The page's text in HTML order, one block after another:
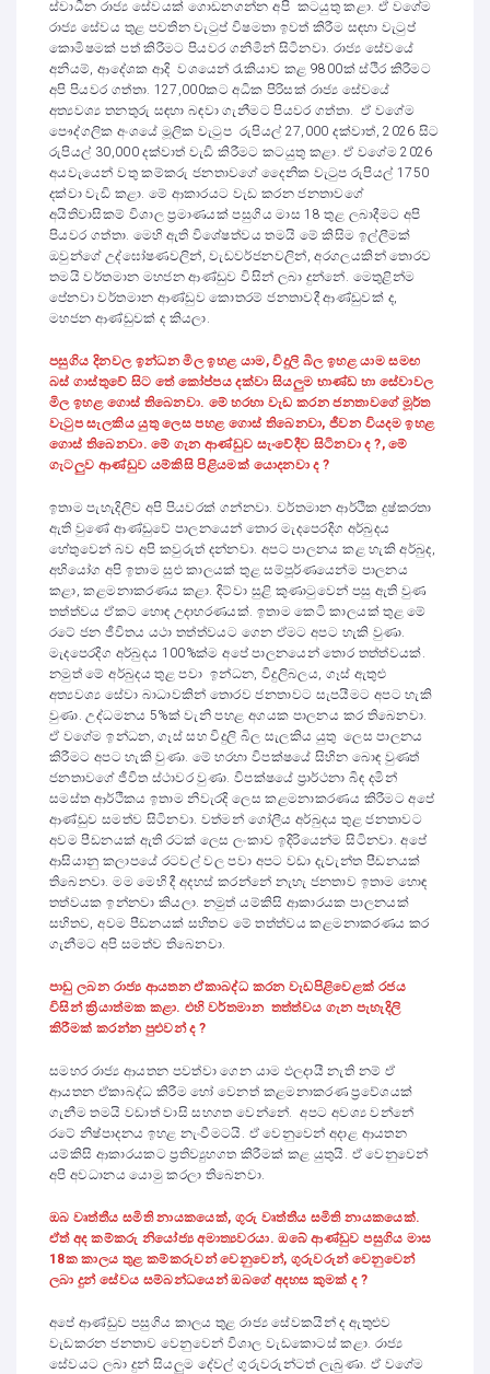
ස්වාධීන රාජ්‍ය සේවයක් ගොඩනගන්න අපි කටයුතු කළා. ඒ වගේම
රාජ්‍ය සේවය තුළ පවතින වැටුප් විෂමතා ඉවත් කිරීම සඳහා වැටුප්
කොමිෂමක් පත් කිරීමට පියවර ගනිමින් සිටිනවා. රාජ්‍ය සේවයේ
අනියම්, ආදේශක ආදි වශයෙන් රැකියාව කළ 9800ක් ස්ථිර කිරීමට
අපි පියවර ගත්තා. 127,000කට අධික පිරිසක් රාජ්‍ය සේවයේ
අත්‍යවශ්‍ය තනතුරු සඳහා බඳවා ගැනීමට පියවර ගත්තා. ඒ වගේම
පෞද්ගලික අංශයේ මූලික වැටුප රුපියල් 27,000 දක්වාත්, 2026 සිට
රුපියල් 30,000 දක්වාත් වැඩි කිරීමට කටයුතු කළා. ඒ වගේම 2026
අයවැයෙන් වතු කම්කරු ජනතාවගේ දෛනික වැටුප රුපියල් 1750
දක්වා වැඩි කළා. මේ ආකාරයට වැඩ කරන ජනතාවගේ
අයිතිවාසිකම් විශාල ප්‍රමාණයක් පසුගිය මාස 18 තුළ ලබාදීමට අපි
පියවර ගත්තා. මෙහි ඇති විශේෂත්වය තමයි මේ කිසිම ඉල්ලීමක්
ඔවුන්ගේ උද්ඝෝෂණවලින්, වැඩවර්ජනවලින්, අරගලයකින් තොරව
තමයි වර්තමාන මහජන ආණ්ඩුව විසින් ලබා දුන්නේ. මෙතුළින්ම
පේනවා වර්තමාන ආණ්ඩුව කොතරම් ජනතාවදී ආණ්ඩුවක් ද,
මහජන ආණ්ඩුවක් ද කියලා.
පසුගිය දිනවල ඉන්ධන මිල ඉහළ යාම, විදුලි බිල ඉහළ යාම සමඟ
බස් ගාස්තුවේ සිට තේ කෝප්පය දක්වා සියලුම භාණ්ඩ හා සේවාවල
මිල ඉහළ ගොස් තිබෙනවා. මේ හරහා වැඩ කරන ජනතාවගේ මූර්ත
වැටුප සැලකිය යුතු ලෙස පහළ ගොස් තිබෙනවා, ජීවන වියදම ඉහළ
ගොස් තිබෙනවා. මේ ගැන ආණ්ඩුව සැංවේදීව සිටිනවා ද ?, මේ
ගැටලුව ආණ්ඩුව යම්කිසි පිළියමක් යොදනවා ද ?
ඉතාම පැහැදිලිව අපි පියවරක් ගන්නවා. වර්තමාන ආර්ථික දුෂ්කරතා
ඇති වුණේ ආණ්ඩුවේ පාලනයෙන් තොර මැදපෙරදිග අර්බුදය
හේතුවෙන් බව අපි කවුරුත් දන්නවා. අපට පාලනය කළ හැකි අර්බුද,
අභියෝග අපි ඉතාම සුළු කාලයක් තුළ සම්පූර්ණයෙන්ම පාලනය
කළා, කළමනාකරණය කළා. දිට්වා සුළි කුණාටුවෙන් පසු ඇති වුණ
තත්ත්වය ඒකට හොඳ උදාහරණයක්. ඉතාම කෙටි කාලයක් තුළ මේ
රටේ ජන ජීවිතය යථා තත්ත්වයට ගෙන ඒමට අපට හැකි වුණා.
මැදපෙරදිග අර්බුදය 100%ක්ම අපේ පාලනයෙන් තොර තත්ත්වයක්.
නමුත් මේ අර්බුදය තුළ පවා ඉන්ධන, විදුලිබලය, ගෑස් ඇතුළු
අත්‍යවශ්‍ය සේවා බාධාවකින් තොරව ජනතාවට සැපයීමට අපට හැකි
වුණා. උද්ධමනය 5%ක් වැනි පහළ අගයක පාලනය කර තිබෙනවා.
ඒ වගේම ඉන්ධන, ගෑස් සහ විදුලි බිල සැලකිය යුතු ලෙස පාලනය
කිරීමට අපට හැකි වුණා. මේ හරහා විපක්ෂයේ සිහින බොඳ වුණත්
ජනතාවගේ ජීවිත ස්ථාවර වුණා. විපක්ෂයේ ප්‍රාර්ථනා බිඳ දමින්
සමස්ත ආර්ථිකය ඉතාම නිවැරදි ලෙස කළමනාකරණය කිරීමට අපේ
ආණ්ඩුව සමත්ව සිටිනවා. වත්මන් ගෝලීය අර්බුදය තුළ ජනතාවට
අවම පීඩනයක් ඇති රටක් ලෙස ලංකාව ඉදිරියෙන්ම සිටිනවා. අපේ
ආසියානු කලාපයේ රටවල් වල පවා අපට වඩා දැවැන්ත පීඩනයක්
තිබෙනවා. මම මෙහි දී අදහස් කරන්නේ නැහැ ජනතාව ඉතාම හොඳ
තත්වයක ඉන්නවා කියලා. නමුත් යම්කිසි ආකාරයක පාලනයක්
සහිතව, අවම පීඩනයක් සහිතව මේ තත්ත්වය කළමනාකරණය කර
ගැනීමට අපි සමත්ව තිබෙනවා.
පාඩු ලබන රාජ්‍ය ආයතන ඒකාබද්ධ කරන වැඩපිළිවෙළක් රජය
විසින් ක්‍රියාත්මක කළා. එහි වර්තමාන තත්ත්වය ගැන පැහැදිලි
කිරීමක් කරන්න පුළුවන් ද ?
සමහර රාජ්‍ය ආයතන පවත්වා ගෙන යාම ඵලදායී නැති නම් ඒ
ආයතන ඒකාබද්ධ කිරීම හෝ වෙනත් කළමනාකරණ ප්‍රවේශයක්
ගැනීම තමයි වඩාත් වාසි සහගත වෙන්නේ. අපට අවශ්‍ය වන්නේ
රටේ නිෂ්පාදනය ඉහළ නැංවීමටයි. ඒ වෙනුවෙන් අදාළ ආයතන
යම්කිසි ආකාරයකට ප්‍රතිව්‍යුහගත කිරීමක් කළ යුතුයි. ඒ වෙනුවෙන්
අපි අවධානය යොමු කරලා තිබෙනවා.
ඔබ වෘත්තීය සමිති නායකයෙක්, ගුරු වෘත්තීය සමිති නායකයෙක්.
ඒත් අද කම්කරු නියෝජ්‍ය අමාත්‍යවරයා. ඔබේ ආණ්ඩුව පසුගිය මාස
18ක කාලය තුළ කම්කරුවන් වෙනුවෙන්, ගුරුවරුන් වෙනුවෙන්
ලබා දුන් සේවය සම්බන්ධයෙන් ඔබගේ අදහස කුමක් ද ?
අපේ ආණ්ඩුව පසුගිය කාලය තුළ රාජ්‍ය සේවකයින් ද ඇතුළුව
වැඩකරන ජනතාව වෙනුවෙන් විශාල වැඩකොටස් කළා. රාජ්‍ය
සේවයට ලබා දුන් සියලුම දේවල් ගුරුවරුන්ටත් ලැබුණා. ඒ වගේම